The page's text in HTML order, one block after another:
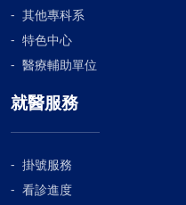
其他專科系
特色中心
醫療輔助單位
就醫服務
掛號服務
看診進度